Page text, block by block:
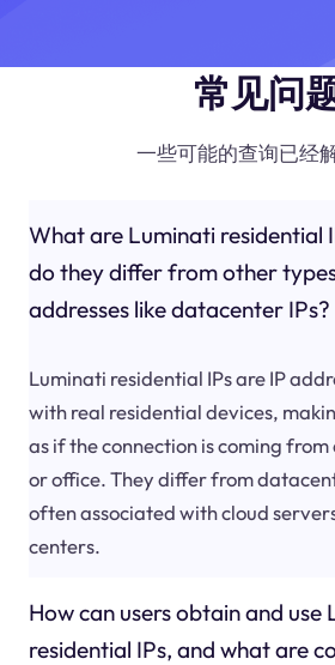
常见问
一些可能的查询已经
What are Luminati residential
do they differ from other
addresses like datacenter IPs?
Luminati residential IPs are IP
with real residential devices,
as if the connection is coming
or office. They differ from
often associated with cloud
centers.
How can users obtain and use
residential IPs, and what are